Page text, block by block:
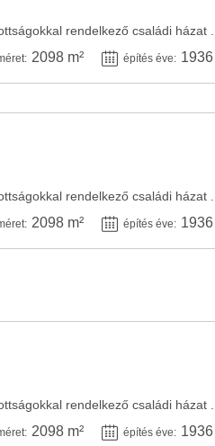
rendelkező családi házat ...
2098 m² építés éve: 1936
rendelkező családi házat ...
2098 m² építés éve: 1936
rendelkező családi házat ...
2098 m² építés éve: 1936